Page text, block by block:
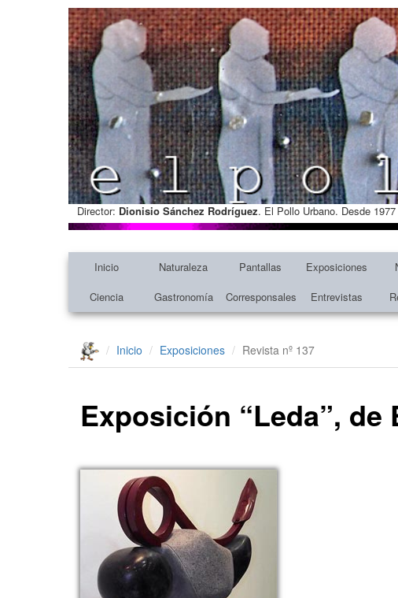
Director: Dionisio Sánchez Rodríguez. El Pollo Urbano. Desde
Inicio Naturaleza Pantallas Exposiciones
Ciencia
Gastronomía Corresponsales Entrevistas
Inicio Exposiciones Revista nº 137
Exposición “Leda”,